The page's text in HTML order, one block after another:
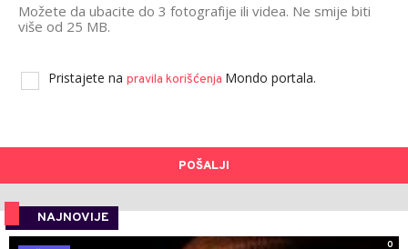
Možete da ubacite do 3 fotografije ili videa. Ne smije biti
više od 25 MB.
Pristajete na pravila korišćenja Mondo portala.
POŠALJI
NAJNOVIJE
0